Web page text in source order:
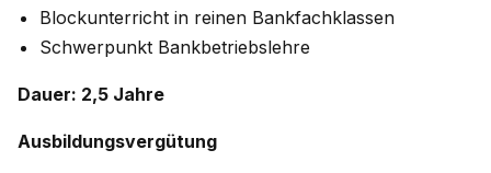
Blockunterricht in reinen Bankfachklassen
Schwerpunkt Bankbetriebslehre
Dauer: 2,5 Jahre
Ausbildungsvergütung